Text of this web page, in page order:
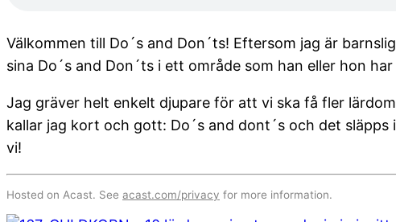
Välkommen till Do´s and Don´ts! Eftersom jag är
sina Do´s and Don´ts i ett område som han eller hon
Jag gräver helt enkelt djupare för att vi ska få fler
kallar jag kort och gott: Do´s and dont´s och det
vi!
Hosted on Acast. See acast.com/privacy for more information.